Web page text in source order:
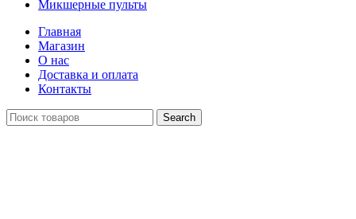
Микшерные пульты
Главная
Магазин
О нас
Доставка и оплата
Контакты
Search